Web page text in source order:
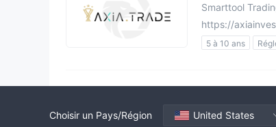
Smarttool
https://
5 à 10 ans
Réglementation
Choisir un Pays/Région United States